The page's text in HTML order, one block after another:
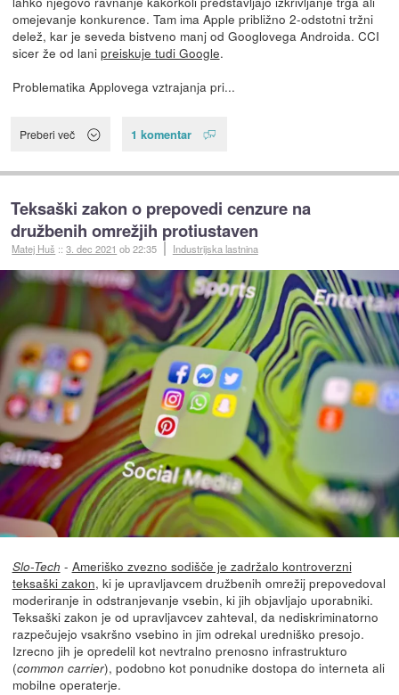
omejevanje konkurence. Tam ima Apple približno 2-odstotni tržni
delež, kar je seveda bistveno manj od Googlovega Androida. CCI
sicer že od lani preiskuje tudi Google.
Problematika Applovega vztrajanja pri...
Preberi več 1 komentar
Teksaški zakon o prepovedi cenzure na
družbenih omrežjih protiustaven
Matej Huš ::3. dec 2021 ob 22:35 Industrijska lastnina
Slo-Tech - Ameriško zvezno sodišče je zadržalo kontroverzni
teksaški zakon, ki je upravljavcem družbenih omrežij prepovedoval
moderiranje in odstranjevanje vsebin, ki jih objavljajo uporabniki.
Teksaški zakon je od upravljavcev zahteval, da nediskriminatorno
razpečujejo vsakršno vsebino in jim odrekal uredniško presojo.
Izrecno jih je opredelil kot nevtralno prenosno infrastrukturo
(common carrier), podobno kot ponudnike dostopa do interneta ali
mobilne operaterje.